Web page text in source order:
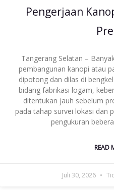
Pengerjaan
Tangerang Selatan –
pembangunan kanopi atau
dipotong dan dilas di
bidang fabrikasi logam,
ditentukan jauh sebelum
pada tahap survei lokasi dan
pengukuran
READ
Juli 30, 2026